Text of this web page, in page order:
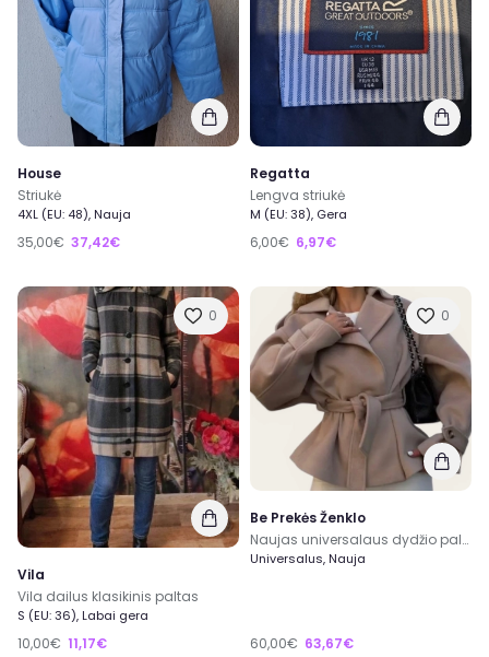
House
Striukė
4XL (EU: 48), Nauja
35,00€ 37,42€
Regatta
Lengva striukė
M (EU: 38), Gera
6,00€ 6,97€
0
Vila
Vila dailus klasikinis paltas
S (EU: 36), Labai gera
10,00€ 11,17€
0
Be Prekės Ženklo
Naujas universalaus dydžio paltukas
Universalus, Nauja
60,00€ 63,67€